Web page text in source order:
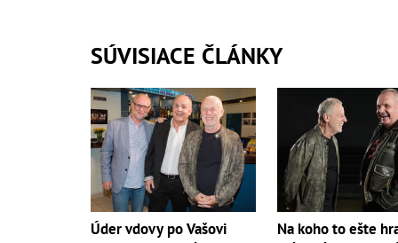
SÚVISIACE ČLÁNKY
Úder vdovy po Vašovi
Na koho to ešte